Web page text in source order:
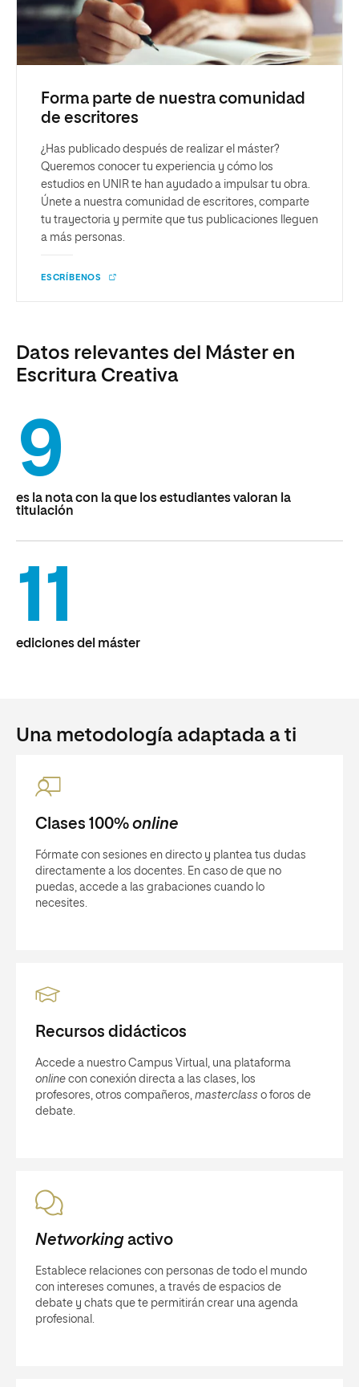
Forma parte de nuestra comunidad
de escritores
¿Has publicado después de realizar el máster?
Queremos conocer tu experiencia y cómo los
estudios en UNIR te han ayudado a impulsar tu obra.
Únete a nuestra comunidad de escritores, comparte
tu trayectoria y permite que tus publicaciones lleguen
a más personas.
ESCRÍBENOS
Datos relevantes del Máster en
Escritura Creativa
9
es la nota con la que los estudiantes valoran la
titulación
11
ediciones del máster
Una metodología adaptada a ti
Clases 100% online
Fórmate con sesiones en directo y plantea tus dudas
directamente a los docentes. En caso de que no
puedas, accede a las grabaciones cuando lo
necesites.
Recursos didácticos
Accede a nuestro Campus Virtual, una plataforma
online con conexión directa a las clases, los
profesores, otros compañeros, masterclass o foros de
debate.
Networkingactivo
Establece relaciones con personas de todo el mundo
con intereses comunes, a través de espacios de
debate y chats que te permitirán crear una agenda
profesional.